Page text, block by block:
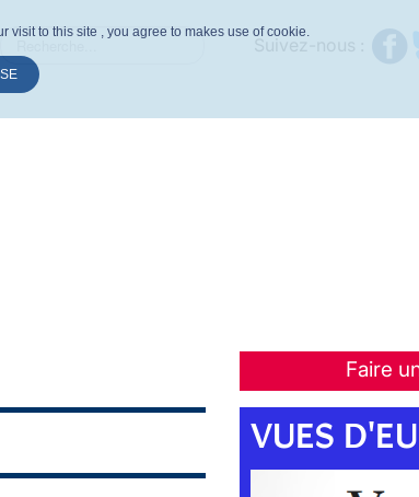
Faire
VUES
visit to this site , you agree to makes use of cookie.